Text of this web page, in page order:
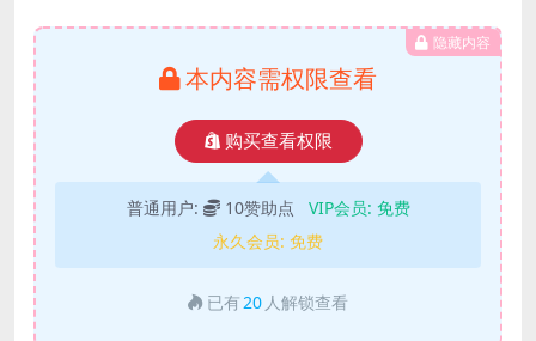
隐藏内容
本内容需权限查看
购买查看权限
普通用户: 10赞助点 VIP会员: 免费
永久会员: 免费
已有20 人解锁查看